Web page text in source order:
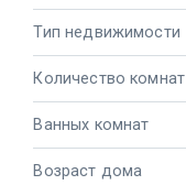
Тип недвижимости
Количество комнат
Ванных комнат
Возраст дома